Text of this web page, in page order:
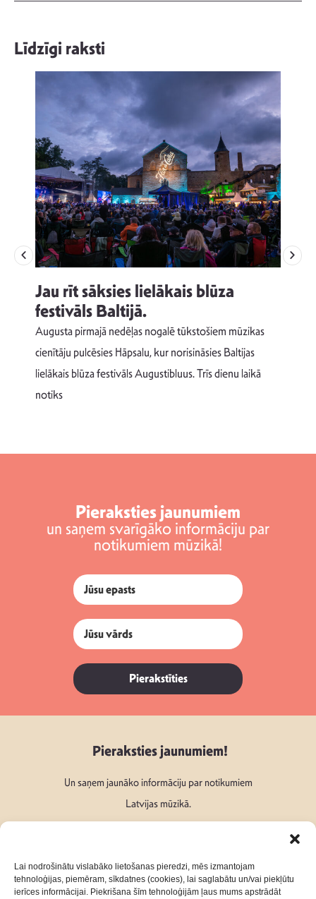
Lai nodrošinātu vislabāko lietošanas pieredzi, mēs izmantojam
tehnoloģijas, piemēram, sīkdatnes (cookies), lai saglabātu un/vai piekļūtu
ierīces informācijai. Piekrišana šīm tehnoloģijām ļaus mums apstrādāt
Līdzīgi raksti
Jau rīt sāksies lielākais blūza
festivāls Baltijā.
Augusta pirmajā nedēļas nogalē tūkstošiem mūzikas
cienītāju pulcēsies Hāpsalu, kur norisināsies Baltijas
lielākais blūza festivāls Augustibluus. Trīs dienu laikā
notiks
Pieraksties jaunumiem
un saņem svarīgāko informāciju par
notikumiem mūzikā!
Pierakstīties
Pieraksties jaunumiem!
Un saņem jaunāko informāciju par notikumiem
Latvijas mūzikā.
Seko mums: